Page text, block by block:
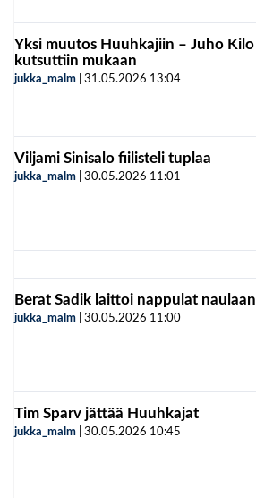
Yksi muutos Huuhkajiin – Juho Kilo
kutsuttiin mukaan
jukka_malm 31.05.2026 13:04
Viljami Sinisalo fiilisteli tuplaa
jukka_malm 30.05.2026 11:01
Berat Sadik laittoi nappulat naulaan
jukka_malm 30.05.2026 11:00
Tim Sparv jättää Huuhkajat
jukka_malm 30.05.2026 10:45